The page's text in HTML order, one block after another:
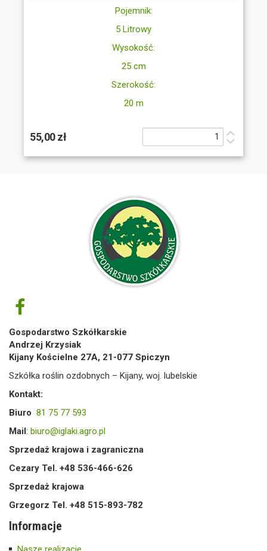
Pojemnik:
5 Litrowy
Wysokość:
25 cm
Szerokość:
20 m
55,00 zł
Gospodarstwo Szkółkarskie
Andrzej Krzysiak
Kijany Kościelne 27A, 21-077 Spiczyn
Szkółka roślin ozdobnych – Kijany, woj. lubelskie
Kontakt:
Biuro 81 75 77 593
Mail: biuro@iglaki.agro.pl
Sprzedaż krajowa i zagraniczna
Cezary Tel. +48 536-466-626
Sprzedaż krajowa
Grzegorz Tel. +48 515-893-782
Informacje